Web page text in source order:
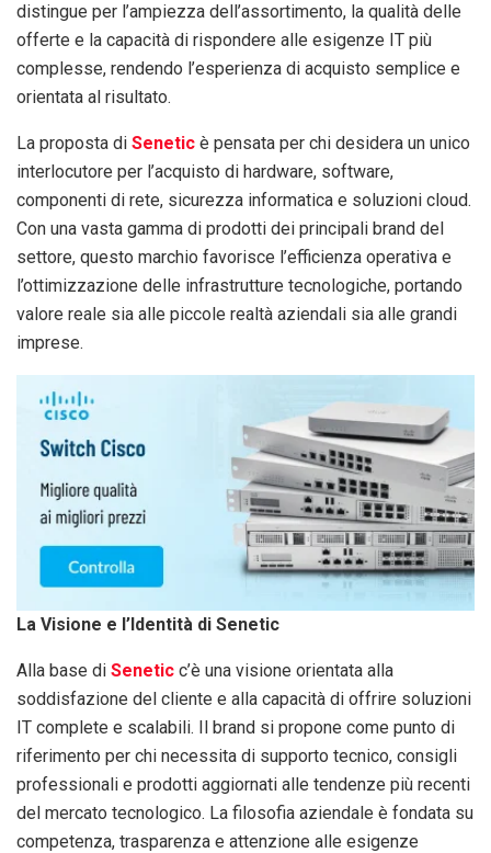
distingue per l’ampiezza dell’assortimento, la qualità delle
offerte e la capacità di rispondere alle esigenze IT più
complesse, rendendo l’esperienza di acquisto semplice e
orientata al risultato.
La proposta di Senetic è pensata per chi desidera un unico
interlocutore per l’acquisto di hardware, software,
componenti di rete, sicurezza informatica e soluzioni cloud.
Con una vasta gamma di prodotti dei principali brand del
settore, questo marchio favorisce l’efficienza operativa e
l’ottimizzazione delle infrastrutture tecnologiche, portando
valore reale sia alle piccole realtà aziendali sia alle grandi
imprese.
La Visione e l’Identità di Senetic
Alla base di Senetic c’è una visione orientata alla
soddisfazione del cliente e alla capacità di offrire soluzioni
IT complete e scalabili. Il brand si propone come punto di
riferimento per chi necessita di supporto tecnico, consigli
professionali e prodotti aggiornati alle tendenze più recenti
del mercato tecnologico. La filosofia aziendale è fondata su
competenza, trasparenza e attenzione alle esigenze